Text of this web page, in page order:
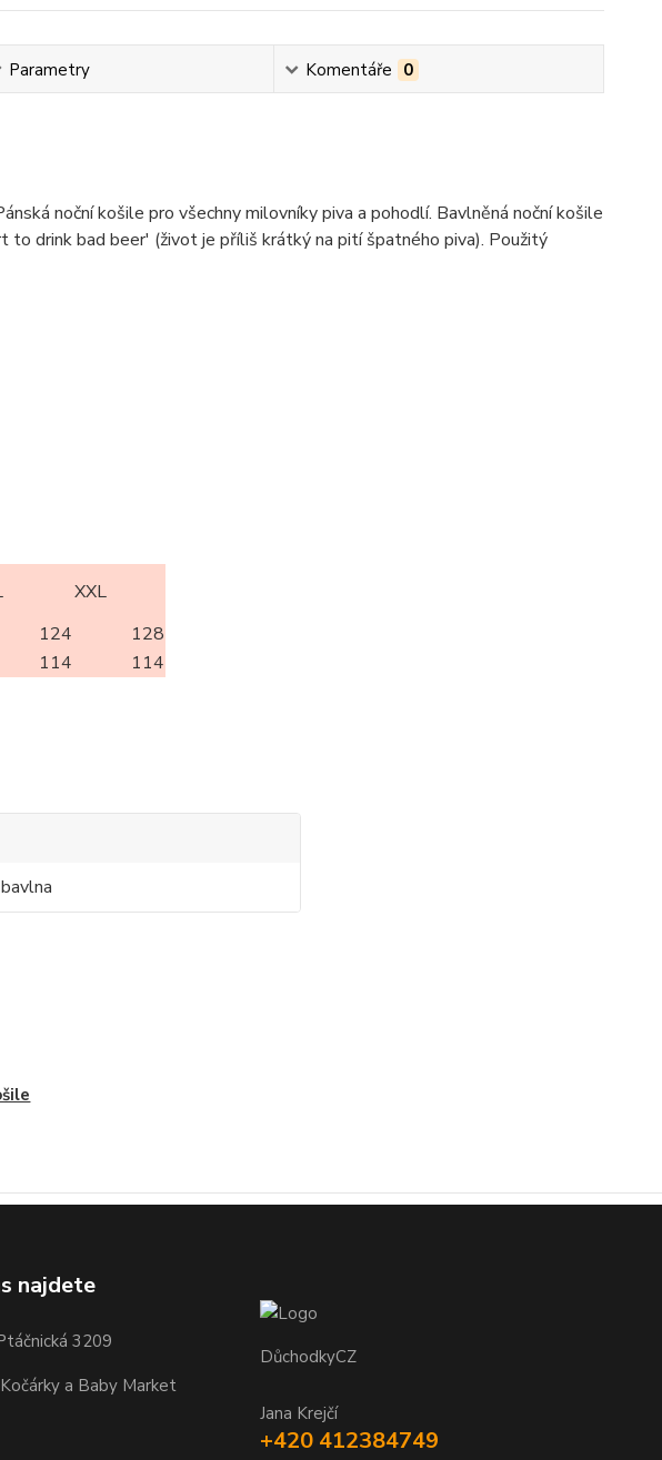
Parametry Komentáře 0
noční košile pro všechny milovníky piva a pohodlí. Bavlněná noční košile
to drink bad beer' (život je příliš krátký na pití špatného piva). Použitý
XXL
124
128
114 114
najdete
3209
a Baby Market
DůchodkyCZ
Jana Krejčí
+420 412384749